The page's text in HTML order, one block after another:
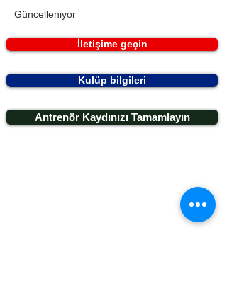
Güncelleniyor
İletişime geçin
Kulüp bilgileri
Antrenör Kaydınızı Tamamlayın